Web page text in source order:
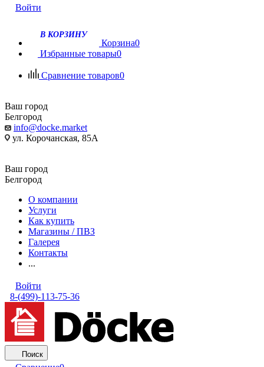
Войти
В КОРЗИНУ
Корзина0
Избранные товары0
Сравнение товаров0
Ваш город
Белгород
info@docke.market
ул. Корочанская, 85А
Ваш город
Белгород
О компании
Услуги
Как купить
Магазины / ПВЗ
Галерея
Контакты
...
Войти
8-(499)-113-75-36
Поиск